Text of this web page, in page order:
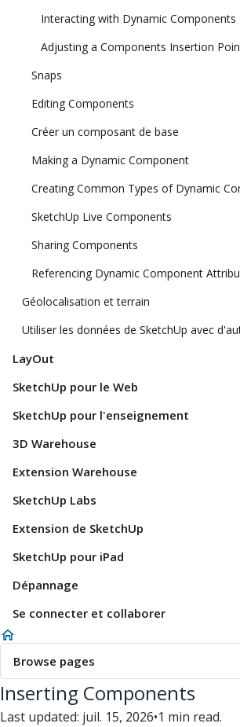
Interacting with Dynamic Components
Adjusting a Components Insertion
Snaps
Editing Components
Créer un composant de base
Making a Dynamic Component
Creating Common Types of Dynamic
SketchUp Live Components
Sharing Components
Géolocalisation et terrain
LayOut
SketchUp pour le Web
SketchUp pour l'enseignement
3D Warehouse
Extension Warehouse
SketchUp Labs
Extension de SketchUp
SketchUp pour iPad
Dépannage
Se connecter et collaborer
Browse pages
Inserting Components
Last updated: juil. 15, 2026•1 min read.